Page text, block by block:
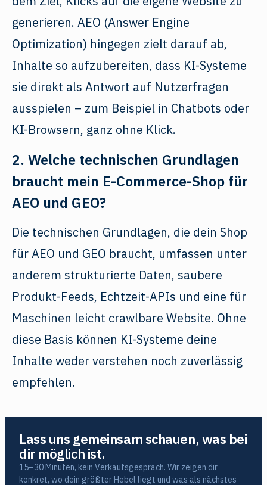
generieren. AEO (Answer Engine
Optimization) hingegen zielt darauf ab,
Inhalte so aufzubereiten, dass KI-Systeme
sie direkt als Antwort auf Nutzerfragen
ausspielen – zum Beispiel in Chatbots oder
KI-Browsern, ganz ohne Klick.
2. Welche technischen Grundlagen
braucht mein E-Commerce-Shop für
AEO und GEO?
Die technischen Grundlagen, die dein Shop
für AEO und GEO braucht, umfassen unter
anderem strukturierte Daten, saubere
Produkt-Feeds, Echtzeit-APIs und eine für
Maschinen leicht crawlbare Website. Ohne
diese Basis können KI-Systeme deine
Inhalte weder verstehen noch zuverlässig
empfehlen.
Lass uns gemeinsam schauen, was bei
dir möglich ist.
15–30 Minuten, kein Verkaufsgespräch. Wir zeigen dir
konkret, wo dein größter Hebel liegt und was als nächstes